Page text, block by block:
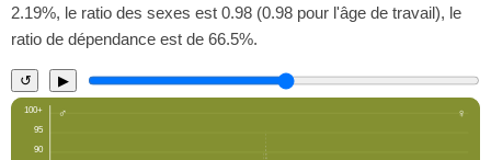
2.19%, le ratio des sexes est 0.98 (0.98 pour l'âge de travail), le
ratio de dépendance est de 66.5%.
↺ ▶